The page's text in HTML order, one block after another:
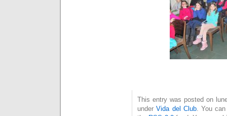
This entry was posted on
underVida del Club. You